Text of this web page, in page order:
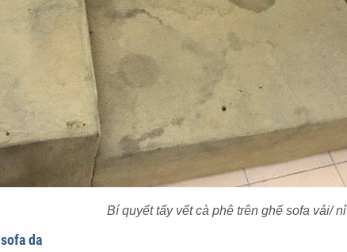
Bí quyết tẩy vết cà phê trên ghế sofa vải/ nỉ
da